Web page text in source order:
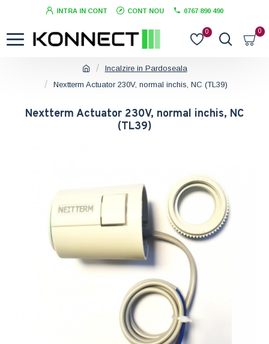
INTRA IN CONT CONT NOU 0767 890 490
0 0
Incalzire in Pardoseala
Nextterm Actuator 230V, normal inchis, NC (TL39)
Nextterm Actuator 230V, normal inchis, NC
(TL39)